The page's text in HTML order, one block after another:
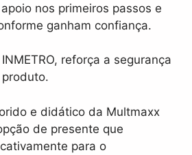
nos primeiros passos e
ganham confiança.
reforça a segurança
e didático da Multmaxx
de presente que
para o